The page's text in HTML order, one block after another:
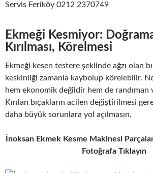
Servis Feriköy 0212 2370749
Ekmeği Kesmiyor:
Kırılması, Körelmesi
Ekmeği kesen testere şeklinde ağzı olan
keskinliği zamanla kaybolup körelebilir.
hem ekonomik değildir hem de randıman
Kırılan bıçakların acilen değiştirilmesi
daha büyük sorunlara yol açılmasın.
İnoksan Ekmek Kesme Makinesi
Fotoğrafa Tıklayın